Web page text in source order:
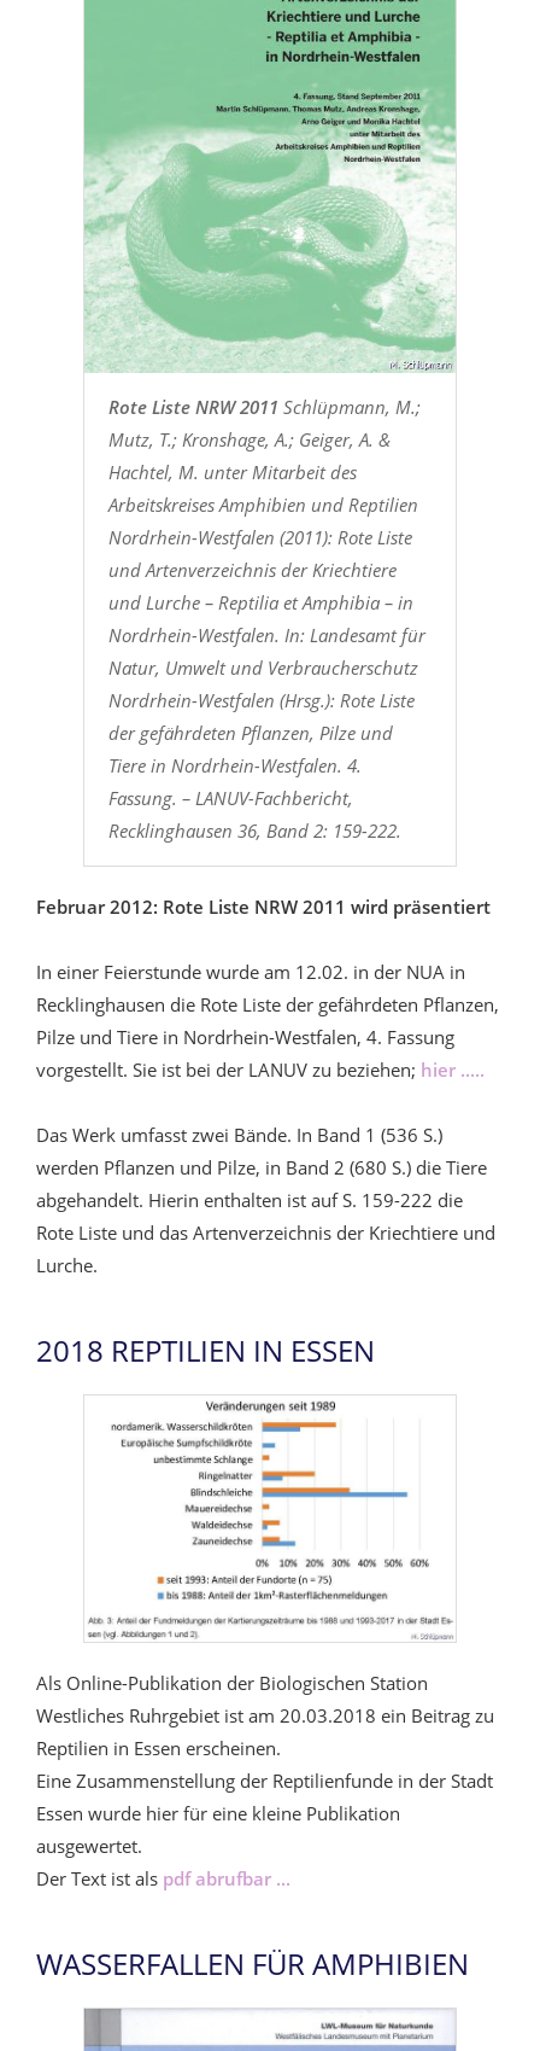
Rote Liste NRW 2011 Schlüpmann, M.;
Mutz, T.; Kronshage, A.; Geiger, A. &
Hachtel, M. unter Mitarbeit des
Arbeitskreises Amphibien und Reptilien
Nordrhein-Westfalen (2011): Rote Liste
und Artenverzeichnis der Kriechtiere
und Lurche – Reptilia et Amphibia – in
Nordrhein-Westfalen. In: Landesamt für
Natur, Umwelt und Verbraucherschutz
Nordrhein-Westfalen (Hrsg.): Rote Liste
der gefährdeten Pflanzen, Pilze und
Tiere in Nordrhein-Westfalen. 4.
Fassung. – LANUV-Fachbericht,
Recklinghausen 36, Band 2: 159-222.
Februar 2012: Rote Liste NRW 2011 wird präsentiert
In einer Feierstunde wurde am 12.02. in der NUA in
Recklinghausen die Rote Liste der gefährdeten Pflanzen,
Pilze und Tiere in Nordrhein-Westfalen, 4. Fassung
vorgestellt. Sie ist bei der LANUV zu beziehen; hier .....
Das Werk umfasst zwei Bände. In Band 1 (536 S.)
werden Pflanzen und Pilze, in Band 2 (680 S.) die Tiere
abgehandelt. Hierin enthalten ist auf S. 159-222 die
Rote Liste und das Artenverzeichnis der Kriechtiere und
Lurche.
2018 REPTILIEN IN ESSEN
Als Online-Publikation der Biologischen Station
Westliches Ruhrgebiet ist am 20.03.2018 ein Beitrag zu
Reptilien in Essen erscheinen.
Eine Zusammenstellung der Reptilienfunde in der Stadt
Essen wurde hier für eine kleine Publikation
ausgewertet.
Der Text ist als pdf abrufbar ...
WASSERFALLEN FÜR AMPHIBIEN